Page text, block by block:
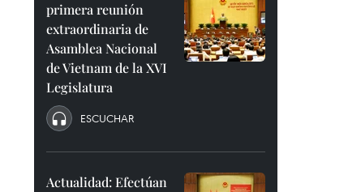
primera reunión
extraordinaria de
Asamblea Nacional
de Vietnam de la XVI
Legislatura
ESCUCHAR
Actualidad: Efectúan